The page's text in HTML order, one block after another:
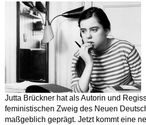
Jutta Brückner hat als Autorin und
feministischen Zweig des Neuen
maßgeblich geprägt. Jetzt kommt eine